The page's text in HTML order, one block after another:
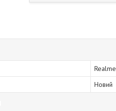
Realme
Новий